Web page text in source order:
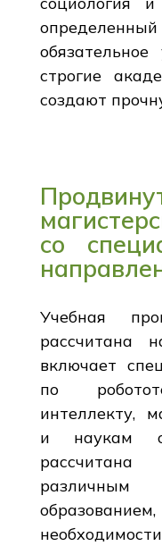
строгие
создают
со
Учебная
рассчитана
включает
по
интеллекту,
и наукам